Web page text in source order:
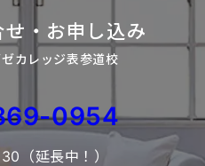
・お申し込み
カレッジ表参道校
0954
（延長中！）